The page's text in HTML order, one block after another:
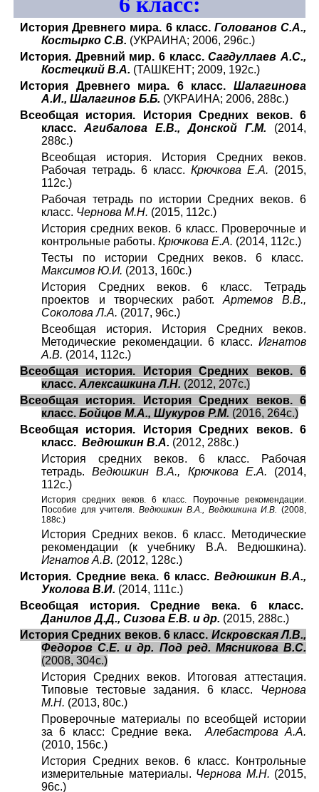
История Древнего мира. 6 класс. Голованов С.А.,
Костырко С.В. (УКРАИНА; 2006, 296с.)
История. Древний мир. 6 класс.Сагдуллаев А.С.,
Костецкий В.А. (ТАШКЕНТ; 2009, 192с.)
История Древнего мира. 6 класс. Шалагинова
А.И., Шалагинов Б.Б. (УКРАИНА; 2006, 288с.)
Всеобщая история. История Средних веков. 6
класс. Агибалова Е.В., Донской Г.М. (2014,
288с.)
Всеобщая история. История Средних веков.
Рабочая тетрадь. 6 класс. Крючкова Е.А. (2015,
112с.)
Рабочая тетрадь по истории Средних веков. 6
класс. Чернова М.Н. (2015, 112с.)
История средних веков. 6 класс. Проверочные и
контрольные работы. Крючкова Е.А. (2014, 112с.)
Тесты по истории Средних веков. 6 класс.
Максимов Ю.И. (2013, 160с.)
История Средних веков. 6 класс. Тетрадь
проектов и творческих работ.Артемов В.В.,
Соколова Л.А. (2017, 96с.)
Всеобщая история. История Средних веков.
Методические рекомендации. 6 класс. Игнатов
А.В. (2014, 112с.)
Всеобщая история. История Средних веков. 6
класс. Алексашкина Л.Н. (2012, 207с.)
Всеобщая история. История Средних веков. 6
класс. Бойцов М.А., Шукуров Р.М. (2016, 264с.)
Всеобщая история. История Средних веков. 6
класс. Ведюшкин В.А. (2012, 288с.)
История средних веков. 6 класс. Рабочая
тетрадь.Ведюшкин В.А., Крючкова Е.А. (2014,
112с.)
История средних веков. 6 класс. Поурочные рекомендации.
Пособие для учителя.Ведюшкин В.А., Ведюшкина И.В. (2008,
188с.)
История Средних веков. 6 класс. Методические
рекомендации (к учебнику В.А. Ведюшкина).
Игнатов А.В. (2012, 128с.)
История. Средние века. 6 класс. Ведюшкин В.А.,
Уколова В.И. (2014, 111с.)
Всеобщая история. Средние века. 6 класс.
Данилов Д.Д., Сизова Е.В. и др. (2015, 288с.)
История Средних веков. 6 класс. Искровская Л.В.,
Федоров С.Е. и др. Под ред. Мясникова В.С.
(2008, 304с.)
История Средних веков. Итоговая аттестация.
Типовые тестовые задания. 6 класс. Чернова
М.Н. (2013, 80с.)
Проверочные материалы по всеобщей истории
за 6 класс: Средние века. Алебастрова А.А.
(2010, 156с.)
История Средних веков. 6 класс. Контрольные
измерительные материалы. Чернова М.Н. (2015,
96с.)